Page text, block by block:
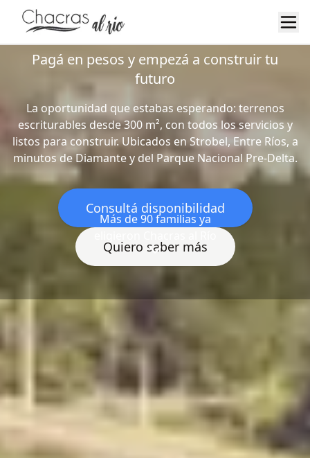
Inicio
Últimos Lotes!
Galería
Nosotros
Todos los derechos reservados © Desarrollado por HICS Argentina S.A.
Chacras al Río Strobel
Pagá en pesos y empezá a construir tu
futuro
La oportunidad que estabas esperando: terrenos
escriturables desde 300 m², con todos los servicios y
listos para construir. Ubicados en Strobel, Entre Ríos, a
minutos de Diamante y del Parque Nacional Pre-Delta.
Consultá disponibilidad
Quiero saber más
Más de 90 familias ya